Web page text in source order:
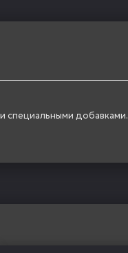
специальными добавками.